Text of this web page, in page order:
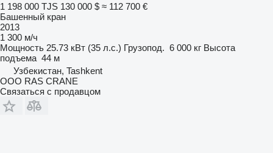
1 198 000 TJS 130 000 $ ≈ 112 700 €
Башенный кран
2013
1 300 м/ч
Мощность 25.73 кВт (35 л.с.) Грузопод. 6 000 кг Высота
подъема 44 м
Узбекистан, Tashkent
ООО RAS CRANE
Связаться с продавцом